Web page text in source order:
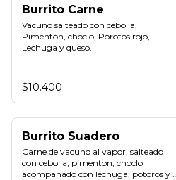
Burrito Carne
Vacuno salteado con cebolla,
Pimentón, choclo, Porotos rojo,
Lechuga y queso.
$10.400
Burrito Suadero
Carne de vacuno al vapor, salteado
con cebolla, pimenton, choclo
acompañado con lechuga, potoros y